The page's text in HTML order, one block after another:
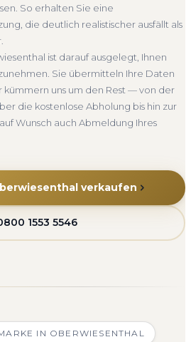
Komplettservice
So erhalten Sie eine
die deutlich realistischer ausfällt als
ist darauf ausgelegt, Ihnen
Sie übermitteln Ihre Daten
uns um den Rest — von der
die kostenlose Abholung bis hin zur
Wunsch auch Abmeldung Ihres
verkaufen
1553 5546
IN OBERWIESENTHAL